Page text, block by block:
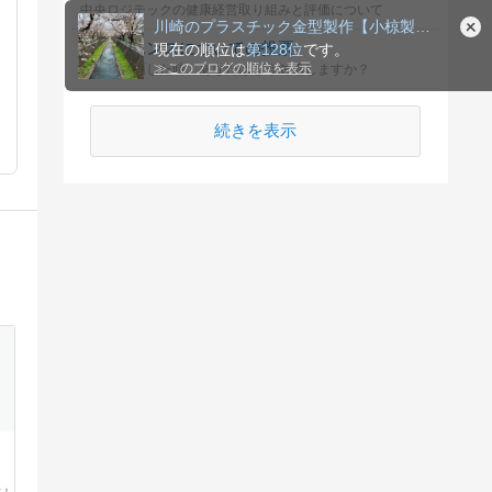
川崎のプラスチック金型製作【小椋製作所】代表ブログ
現在の順位は第128位です。
≫このブログの順位を表示
中央ロジテックの健康経営取り組みと評価について
レジリエンスについての投票
困難に直面した時、あなたはどう対処しますか？
続きを表示